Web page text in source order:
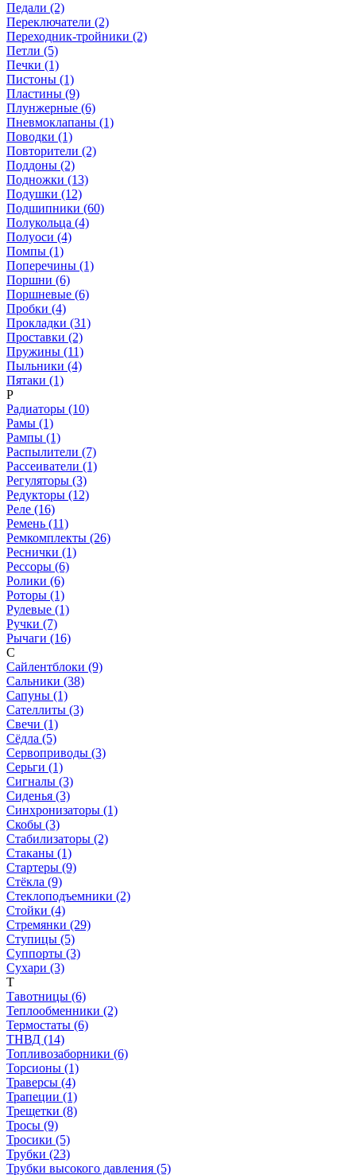
Педали (2)
Переключатели (2)
Переходник-тройники (2)
Петли (5)
Печки (1)
Пистоны (1)
Пластины (9)
Плунжерные (6)
Пневмоклапаны (1)
Поводки (1)
Повторители (2)
Поддоны (2)
Подножки (13)
Подушки (12)
Подшипники (60)
Полукольца (4)
Полуоси (4)
Помпы (1)
Поперечины (1)
Поршни (6)
Поршневые (6)
Пробки (4)
Прокладки (31)
Проставки (2)
Пружины (11)
Пыльники (4)
Пятаки (1)
Р
Радиаторы (10)
Рамы (1)
Рампы (1)
Распылители (7)
Рассеиватели (1)
Регуляторы (3)
Редукторы (12)
Реле (16)
Ремень (11)
Ремкомплекты (26)
Реснички (1)
Рессоры (6)
Ролики (6)
Роторы (1)
Рулевые (1)
Ручки (7)
Рычаги (16)
С
Сайлентблоки (9)
Сальники (38)
Сапуны (1)
Сателлиты (3)
Свечи (1)
Сёдла (5)
Сервоприводы (3)
Серьги (1)
Сигналы (3)
Сиденья (3)
Синхронизаторы (1)
Скобы (3)
Стабилизаторы (2)
Стаканы (1)
Стартеры (9)
Стёкла (9)
Стеклоподъемники (2)
Стойки (4)
Стремянки (29)
Ступицы (5)
Суппорты (3)
Сухари (3)
Т
Тавотницы (6)
Теплообменники (2)
Термостаты (6)
ТНВД (14)
Топливозаборники (6)
Торсионы (1)
Траверсы (4)
Трапеции (1)
Трещетки (8)
Тросы (9)
Тросики (5)
Трубки (23)
Трубки высокого давления (5)